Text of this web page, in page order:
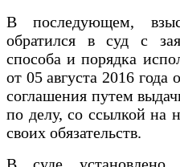
В последующем,
обратился в суд с
способа и порядка
от 05 августа 2016
соглашения путем
по делу, со ссылкой на
своих обязательств.